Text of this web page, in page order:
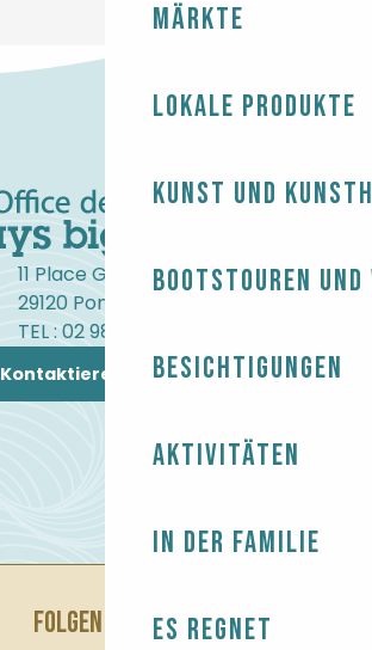
Märkte
Lokale Produkte
Kunst und
Bootstouren
Besichtigungen
Aktivitäten
In der Familie
Es regnet
11 Place Gambetta
29120 Pont-l'Abbé
TEL : 02 98 82 37 99
Kontaktieren Sie uns
FOLGEN SIE UNS